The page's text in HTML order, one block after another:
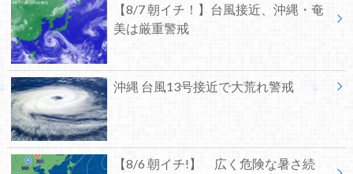
【8/7 朝イチ！】台風接近、沖縄・奄
美は厳重警戒
沖縄 台風13号接近で大荒れ警戒
【8/6 朝イチ!】 広く危険な暑さ続